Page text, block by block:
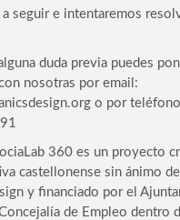
a seguir e intentaremos
duda previa puedes
nosotras por email:
o por teléfono
360 es un proyecto
castellonense sin ánimo
y financiado por el
de Empleo dentro